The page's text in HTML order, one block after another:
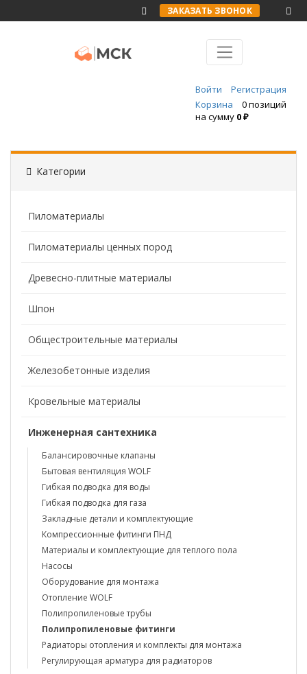
ЗАКАЗАТЬ ЗВОНОК
Войти
Регистрация
Корзина
0 позиций
на сумму 0 ₽
Категории
Пиломатериалы
Пиломатериалы ценных пород
Древесно-плитные материалы
Шпон
Общестроительные материалы
Железобетонные изделия
Кровельные материалы
Инженерная сантехника
Балансировочные клапаны
Бытовая вентиляция WOLF
Гибкая подводка для воды
Гибкая подводка для газа
Закладные детали и комплектующие
Компрессионные фитинги ПНД
Материалы и комплектующие для теплого пола
Насосы
Оборудование для монтажа
Отопление WOLF
Полипропиленовые трубы
Полипропиленовые фитинги
Радиаторы отопления и комплекты для монтажа
Регулирующая арматура для радиаторов